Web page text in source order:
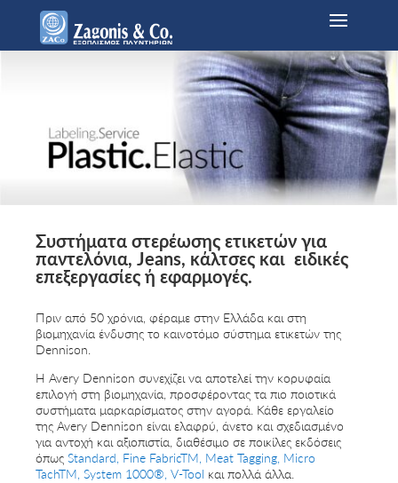
Συστήματα στερέωσης ετικετών για
παντελόνια, Jeans, κάλτσες και ειδικές
επεξεργασίες ή εφαρμογές.
Πριν από 50 χρόνια, φέραμε στην Ελλάδα και στη
βιομηχανία ένδυσης το καινοτόμο σύστημα ετικετών της
Dennison.
Η Avery Dennison συνεχίζει να αποτελεί την κορυφαία
επιλογή στη βιομηχανία, προσφέροντας τα πιο ποιοτικά
συστήματα μαρκαρίσματος στην αγορά. Κάθε εργαλείο
της Avery Dennison είναι ελαφρύ, άνετο και σχεδιασμένο
για αντοχή και αξιοπιστία, διαθέσιμο σε ποικίλες εκδόσεις
όπωςStandard, Fine FabricTM, Meat Tagging, Micro
TachTM,System 1000®,V-Tool και πολλά άλλα.